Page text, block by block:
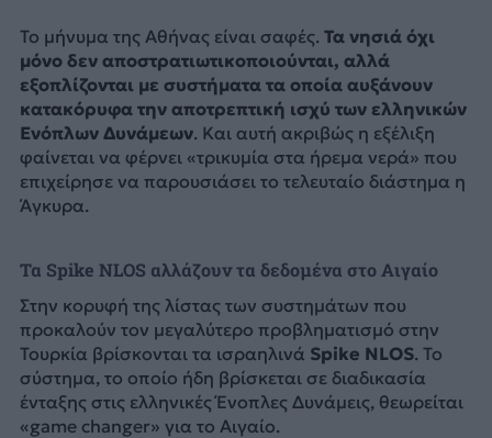
Το μήνυμα της Αθήνας είναι σαφές. Τα νησιά όχι
μόνο δεν αποστρατιωτικοποιούνται, αλλά
εξοπλίζονται με συστήματα τα οποία αυξάνουν
κατακόρυφα την αποτρεπτική ισχύ των ελληνικών
Ενόπλων Δυνάμεων. Και αυτή ακριβώς η εξέλιξη
φαίνεται να φέρνει «τρικυμία στα ήρεμα νερά» που
επιχείρησε να παρουσιάσει το τελευταίο διάστημα η
Άγκυρα.
Τα Spike NLOS αλλάζουν τα δεδομένα στο Αιγαίο
Στην κορυφή της λίστας των συστημάτων που
προκαλούν τον μεγαλύτερο προβληματισμό στην
Τουρκία βρίσκονται τα ισραηλινά Spike NLOS. Το
σύστημα, το οποίο ήδη βρίσκεται σε διαδικασία
ένταξης στις ελληνικές Ένοπλες Δυνάμεις, θεωρείται
«game changer» για το Αιγαίο.